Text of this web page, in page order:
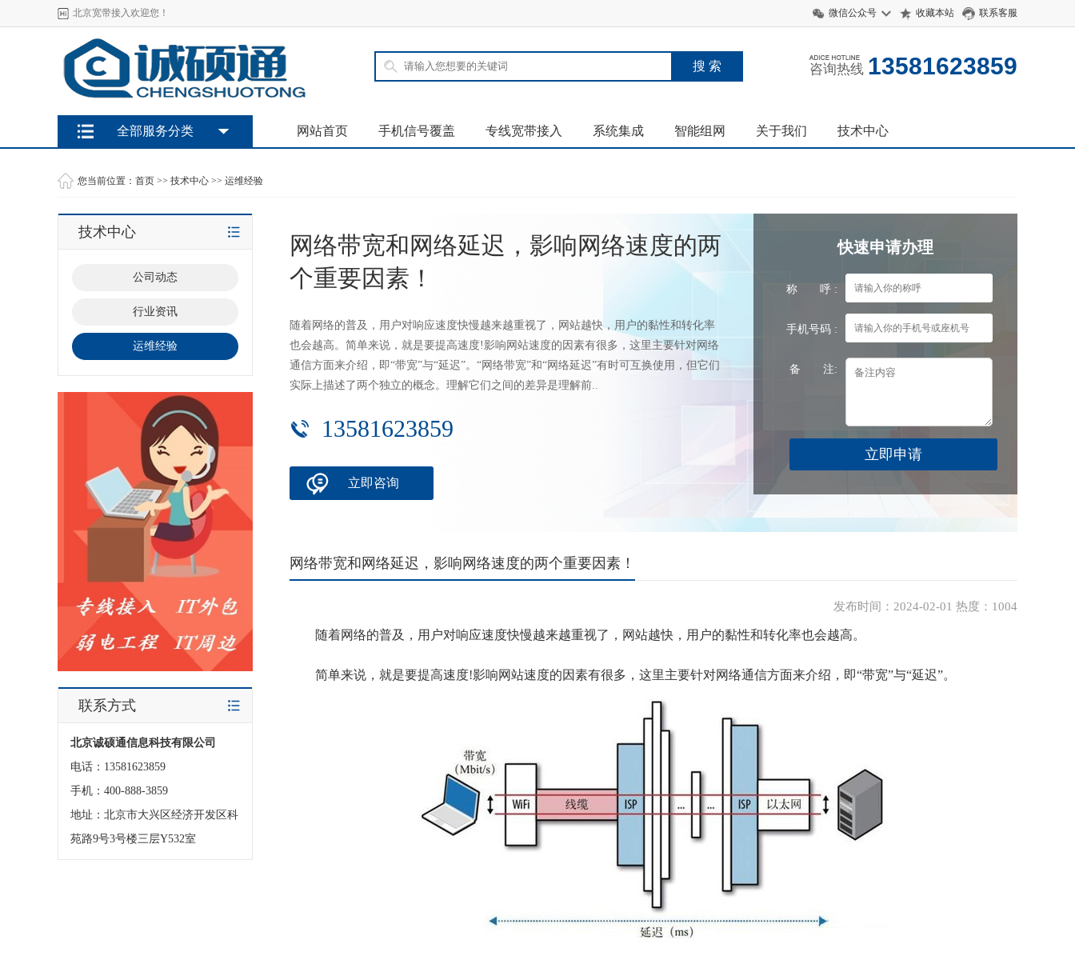
北京宽带接入欢迎您！ 微信公众号 收藏本站 联系客服
咨询热线 13581623859
网站首页 手机信号覆盖 专线宽带接入 系统集成 智能组网 关于我们 技术中心
全部服务分类
您当前位置： 首页 >> 技术中心 >> 运维经验
技术中心
公司动态
行业资讯
运维经验
联系方式
北京诚硕通信息科技有限公司
电话：13581623859
手机：400-888-3859
地址：北京市大兴区经济开发区科
苑路9号3号楼三层Y532室
网络带宽和网络延迟，影响网络速度的两
个重要因素！
随着网络的普及，用户对响应速度快慢越来越重视了，网站越快，用户的黏性和转化率
也会越高。简单来说，就是要提高速度!影响网站速度的因素有很多，这里主要针对网络
通信方面来介绍，即“带宽”与“延迟”。“网络带宽”和“网络延迟”有时可互换使用，但它们
实际上描述了两个独立的概念。理解它们之间的差异是理解前..
13581623859
立即咨询
快速申请办理
称 呼 :
手机号码 :
备 注:
网络带宽和网络延迟，影响网络速度的两个重要因素！
发布时间：2024-02-01 热度：1004
随着网络的普及，用户对响应速度快慢越来越重视了，网站越快，用户的黏性和转化率也会越高。
简单来说，就是要提高速度!影响网站速度的因素有很多，这里主要针对网络通信方面来介绍，即“带宽”与“延迟”。